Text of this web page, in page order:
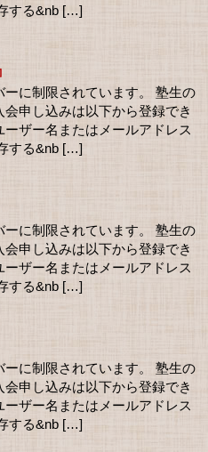
する&nb […]
に制限されています。 塾生の
申し込みは以下から登録でき
ザー名またはメールアドレス
する&nb […]
に制限されています。 塾生の
申し込みは以下から登録でき
ザー名またはメールアドレス
する&nb […]
に制限されています。 塾生の
申し込みは以下から登録でき
ザー名またはメールアドレス
する&nb […]